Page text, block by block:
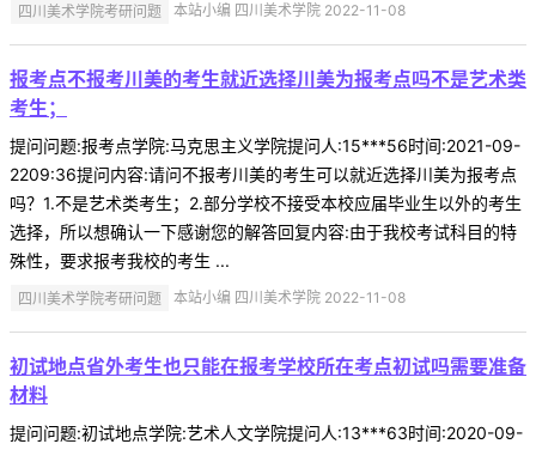
四川美术学院考研问题 本站小编 四川美术学院 2022-11-08
报考点不报考川美的考生就近选择川美为报考点吗不是艺术类
考生；
提问问题:报考点学院:马克思主义学院提问人:15***56时间:2021-09-
2209:36提问内容:请问不报考川美的考生可以就近选择川美为报考点
吗？1.不是艺术类考生；2.部分学校不接受本校应届毕业生以外的考生
选择，所以想确认一下感谢您的解答回复内容:由于我校考试科目的特
殊性，要求报考我校的考生 ...
四川美术学院考研问题 本站小编 四川美术学院 2022-11-08
初试地点省外考生也只能在报考学校所在考点初试吗需要准备
材料
提问问题:初试地点学院:艺术人文学院提问人:13***63时间:2020-09-